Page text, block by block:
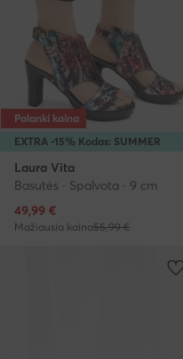
EXTRA -15% Kodas: SUMMER
Palanki kaina
Laura Vita
Basutės · Spalvota · 9 cm
Dabartinė kaina
49,99 €
Mažiausia kaina55,99 €